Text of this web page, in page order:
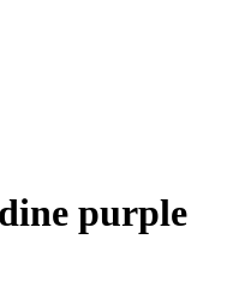
purple